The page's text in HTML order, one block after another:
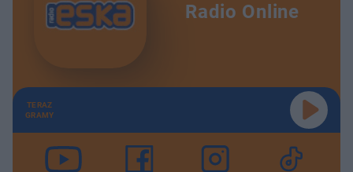
Radio Online
TERAZ
GRAMY